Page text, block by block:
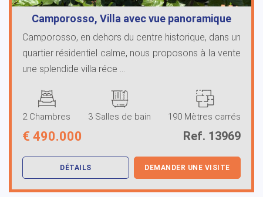
Camporosso, Villa avec vue panoramique
Camporosso, en dehors du centre historique, dans un
quartier résidentiel calme, nous proposons à la vente
une splendide villa réce ...
2 Chambres 3 Salles de bain 190 Mètres carrés
€ 490.000 Ref. 13969
DÉTAILS DEMANDER UNE VISITE